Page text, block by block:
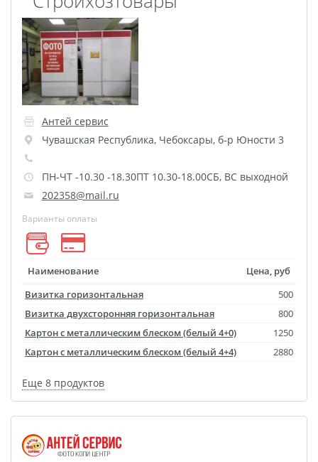
Футляр для CD/DVD
Костеры
Зеркала
Фотокамни
Фотооткрытка
Грамоты и дипломы
Прикольные принты
Фотокристаллы
УФ печать на чехлах
Открытки и
Рамки и шары водяные
Фотокарточки
Домовые таблички
Альбом брелок
Наградные ленты
Фоторамки
студенческого
свидетельства
Фототетради и
Антей сервис
Чувашская Республика, Чебоксары, б-р Юности 3
ПН-ЧТ -10.30 -18.30ПТ 10.30-18.00СБ, ВС выходной
202358@mail.ru
Варианты оплаты
Наименование
Цена, руб
Визитка горизонтальная
500
Визитка двухсторонняя горизонтальная
800
Картон с металлическим блеском (белый 4+0)
1250
Картон с металлическим блеском (белый 4+4)
2880
Еще 8 продуктов